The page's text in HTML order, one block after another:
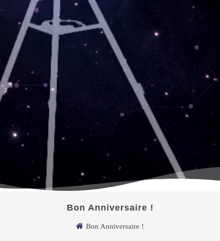
Bon Anniversaire !
Bon Anniversaire !